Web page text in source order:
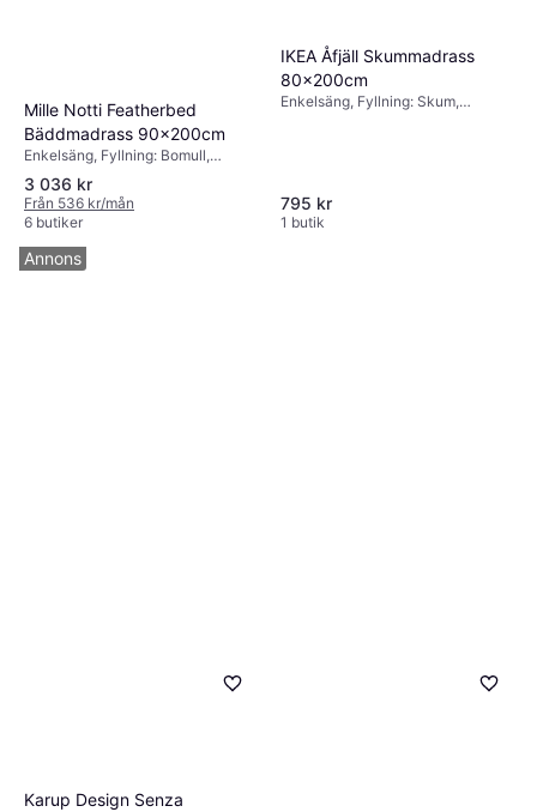
Mille Notti Featherbed
Bäddmadrass 90x200cm
Enkelsäng, Fyllning: Bomull,
Egenskaper: Avtagbart tyg,
Tjocklek madrass: 8cm
3 036 kr
Från 536 kr/mån
6 butiker
IKEA Åfjäll Skummadrass
80x200cm
Enkelsäng, Fyllning: Skum,
795 kr
1 butik
Karup Design Senza
Annons